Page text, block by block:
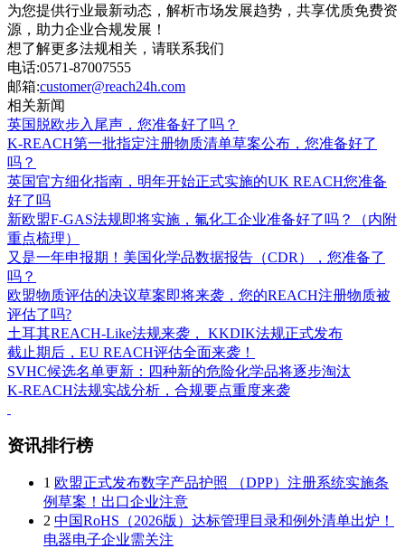
为您提供行业最新动态，解析市场发展趋势，共享优质免费资
源，助力企业合规发展！
想了解更多法规相关，请联系我们
电话:0571-87007555
邮箱:customer@reach24h.com
相关新闻
英国脱欧步入尾声，您准备好了吗？
K-REACH第一批指定注册物质清单草案公布，您准备好了
吗？
英国官方细化指南，明年开始正式实施的UK REACH您准备
好了吗
新欧盟F-GAS法规即将实施，氟化工企业准备好了吗？（内附
重点梳理）
又是一年申报期！美国化学品数据报告（CDR），您准备了
吗？
欧盟物质评估的决议草案即将来袭，您的REACH注册物质被
评估了吗?
土耳其REACH-Like法规来袭， KKDIK法规正式发布
截止期后，EU REACH评估全面来袭！
SVHC候选名单更新：四种新的危险化学品将逐步淘汰
K-REACH法规实战分析，合规要点重度来袭
资讯排行榜
1 欧盟正式发布数字产品护照 （DPP）注册系统实施条
例草案！出口企业注意
2 中国RoHS（2026版）达标管理目录和例外清单出炉！
电器电子企业需关注